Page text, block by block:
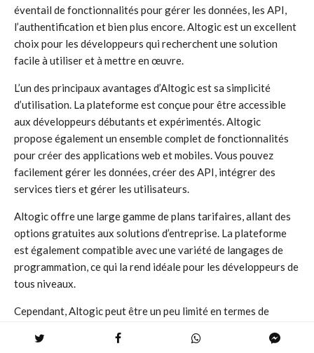
éventail de fonctionnalités pour gérer les données, les API,
l’authentification et bien plus encore. Altogic est un excellent
choix pour les développeurs qui recherchent une solution
facile à utiliser et à mettre en œuvre.
L’un des principaux avantages d’Altogic est sa simplicité
d’utilisation. La plateforme est conçue pour être accessible
aux développeurs débutants et expérimentés. Altogic
propose également un ensemble complet de fonctionnalités
pour créer des applications web et mobiles. Vous pouvez
facilement gérer les données, créer des API, intégrer des
services tiers et gérer les utilisateurs.
Altogic offre une large gamme de plans tarifaires, allant des
options gratuites aux solutions d’entreprise. La plateforme
est également compatible avec une variété de langages de
programmation, ce qui la rend idéale pour les développeurs de
tous niveaux.
Cependant, Altogic peut être un peu limité en termes de
encore de support pour l’apprentissage automatique ou